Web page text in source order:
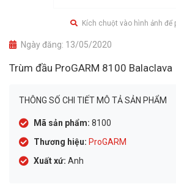
Kích chuột vào hình ảnh để
Ngày đăng: 13/05/2020
Trùm đầu ProGARM 8100 Balaclava
THÔNG SỐ CHI TIẾT MÔ TẢ SẢN PHẨM
Mã sản phẩm: 8100
Thương hiệu: ProGARM
Xuất xứ: Anh